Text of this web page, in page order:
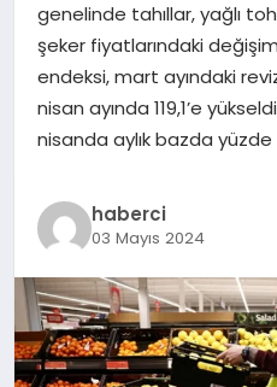
SPOR
YAŞAM
EĞITIM
genelinde tahıllar, yağlı
şeker fiyatlarındaki
endeksi, mart ayındaki
nisan ayında 119,1’e
nisanda aylık bazda
haberci
03 Mayıs 2024